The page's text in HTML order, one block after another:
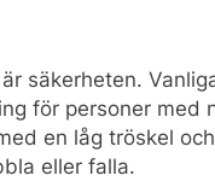
säkerheten.
för personer med
en låg tröskel
eller falla.